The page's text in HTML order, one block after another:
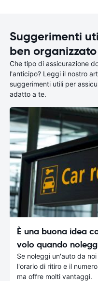
Suggerimenti
ben organizzato
Che tipo di assicurazione
l'anticipo? Leggi il nostro
suggerimenti utili per
adatto a te.
È una buona idea
volo quando
Se noleggi un'auto da
l'orario di ritiro e il
ma offre molti vantaggi.